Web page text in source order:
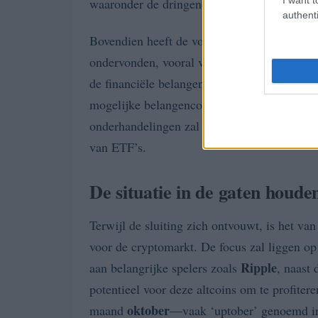
waaronder de dringende behoefte aan
Bovendien heeft de voorgestelde wetgeving
ondervonden, vooral van Democratische
de financiële belangen van de Trump-
mogelijke belangenconflicten die het
onderhandelingen zal waarschijnlijk
van ETF’s.
De situatie in de gaten
Terwijl de sluiting zich ontvouwt, is het
voor de cryptomarkt. De focus zal liggen
aan belangrijke spelers zoals Ripple, naast
potentieel voor deze altcoins om te
maand oktober—vaak ‘uptober’ genoemd